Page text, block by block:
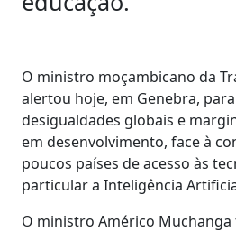
O ministro moçambicano da
alertou hoje, em Genebra,
desigualdades globais e
em desenvolvimento, face à
poucos países de acesso às
particular a Inteligência
O ministro Américo Muchanga